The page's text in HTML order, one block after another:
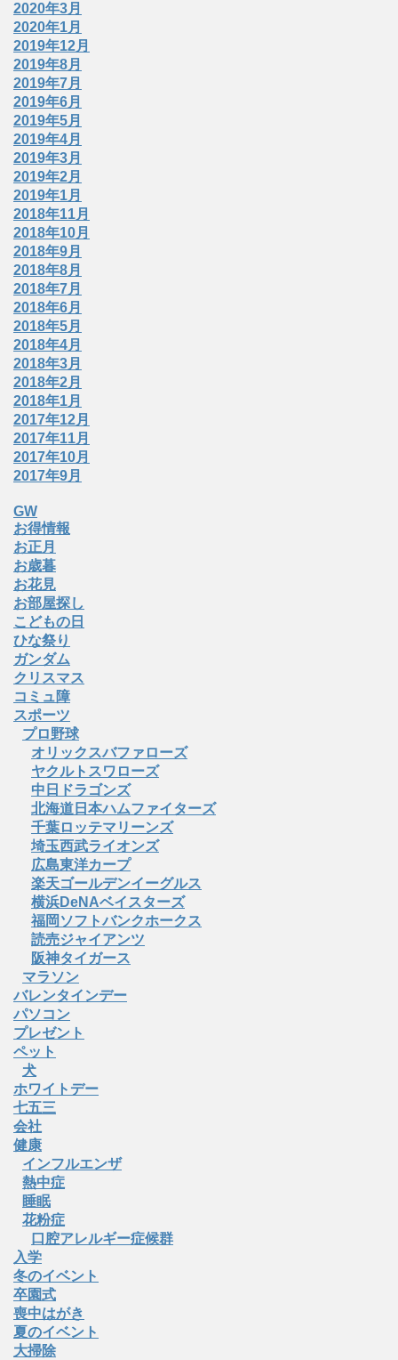
2020年3月
2020年1月
2019年12月
2019年8月
2019年7月
2019年6月
2019年5月
2019年4月
2019年3月
2019年2月
2019年1月
2018年11月
2018年10月
2018年9月
2018年8月
2018年7月
2018年6月
2018年5月
2018年4月
2018年3月
2018年2月
2018年1月
2017年12月
2017年11月
2017年10月
2017年9月
GW
お得情報
お正月
お歳暮
お花見
お部屋探し
こどもの日
ひな祭り
ガンダム
クリスマス
コミュ障
スポーツ
プロ野球
オリックスバファローズ
ヤクルトスワローズ
中日ドラゴンズ
北海道日本ハムファイターズ
千葉ロッテマリーンズ
埼玉西武ライオンズ
広島東洋カープ
楽天ゴールデンイーグルス
横浜DeNAベイスターズ
福岡ソフトバンクホークス
読売ジャイアンツ
阪神タイガース
マラソン
バレンタインデー
パソコン
プレゼント
ペット
犬
ホワイトデー
七五三
会社
健康
インフルエンザ
熱中症
睡眠
花粉症
口腔アレルギー症候群
入学
冬のイベント
卒園式
喪中はがき
夏のイベント
大掃除